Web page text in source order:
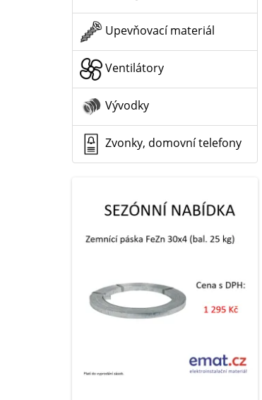
Upevňovací materiál
Ventilátory
Vývodky
Zvonky, domovní telefony